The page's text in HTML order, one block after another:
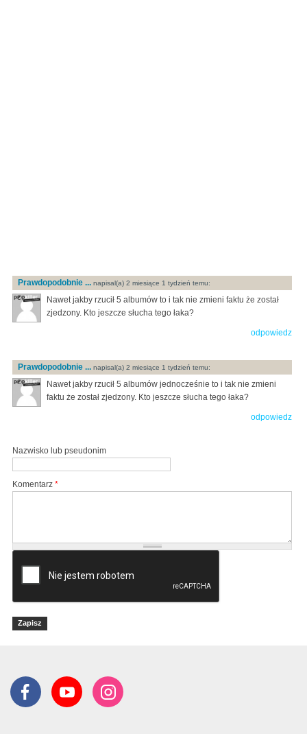
Prawdopodobnie ... napisal(a) 2 miesiące 1 tydzień temu:
Nawet jakby rzucił 5 albumów to i tak nie zmieni faktu że został
zjedzony. Kto jeszcze słucha tego łaka?
odpowiedz
Prawdopodobnie ... napisal(a) 2 miesiące 1 tydzień temu:
Nawet jakby rzucił 5 albumów jednocześnie to i tak nie zmieni
faktu że został zjedzony. Kto jeszcze słucha tego łaka?
odpowiedz
Nazwisko lub pseudonim
Komentarz *